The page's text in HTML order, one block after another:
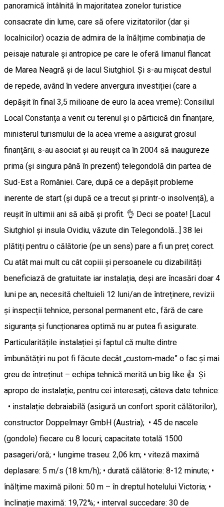
panoramică întâlnită în majoritatea zonelor turistice
consacrate din lume, care să ofere vizitatorilor (dar și
localnicilor) ocazia de admira de la înălțime combinația de
peisaje naturale și antropice pe care le oferă limanul flancat
de Marea Neagră și de lacul Siutghiol. Și s-au mișcat destul
de repede, având în vedere anvergura investiției (care a
depășit în final 3,5 milioane de euro la acea vreme): Consiliul
Local Constanța a venit cu terenul și o părticică din finanțare,
ministerul turismului de la acea vreme a asigurat grosul
finanțării, s-au asociat și au reușit ca în 2004 să inaugureze
prima (și singura până în prezent) telegondolă din partea de
Sud-Est a României. Care, după ce a depășit probleme
inerente de start (și după ce a trecut și printr-o insolvență), a
reușit în ultimii ani să aibă și profit. 👌 Deci se poate! [Lacul
Siutghiol și insula Ovidiu, văzute din Telegondolă...] 38 lei
plătiți pentru o călătorie (pe un sens) pare a fi un preț corect.
Cu atât mai mult cu cât copiii și persoanele cu dizabilități
beneficiază de gratuitate iar instalația, deși are încasări doar 4
luni pe an, necesită cheltuieli 12 luni/an de întreținere, revizii
și inspecții tehnice, personal permanent etc., fără de care
siguranța și funcționarea optimă nu ar putea fi asigurate.
Particularitățile instalației și faptul că multe dintre
îmbunătățiri nu pot fi făcute decât „custom-made” o fac și mai
greu de întreținut – echipa tehnică merită un big like 👍 Și
apropo de instalație, pentru cei interesați, câteva date tehnice:
• instalație debraiabilă (asigură un confort sporit călătorilor),
constructor Doppelmayr GmbH (Austria); • 45 de nacele
(gondole) fiecare cu 8 locuri; capacitate totală 1500
pasageri/oră; • lungime traseu: 2,06 km; • viteză maximă
deplasare: 5 m/s (18 km/h); • durată călătorie: 8-12 minute; •
înălțime maximă piloni: 50 m – în dreptul hotelului Victoria; •
înclinație maximă: 19,72%; • interval succedare: 30 de